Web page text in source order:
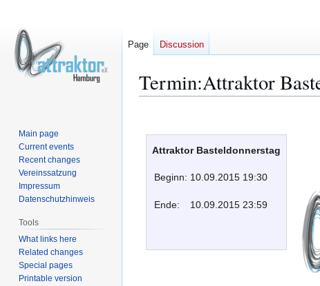
Termin:Attraktor
navigation
search
Attraktor Basteldonnerstag
Beginn: 10.09.2015 19:30
Ende: 10.09.2015 23:59
Page Discussion
Main page
Current events
Recent changes
Vereinssatzung
Impressum
Datenschutzhinweis
Tools
What links here
Related changes
Special pages
Printable version